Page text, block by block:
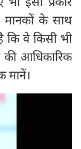
मानकों के साथ
कि वे किसी भी
आधिकारिक
मानें।